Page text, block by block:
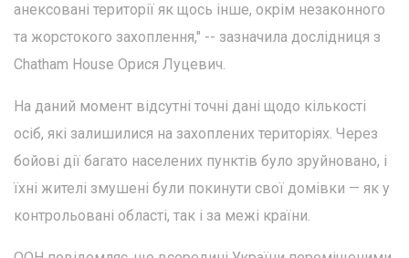
анексовані території як щось інше, окрім незаконного
та жорстокого захоплення," -- зазначила дослідниця з
Chatham House Орися Луцевич.
На даний момент відсутні точні дані щодо кількості
осіб, які залишилися на захоплених територіях. Через
бойові дії багато населених пунктів було зруйновано, і
їхні жителі змушені були покинути свої домівки — як у
контрольовані області, так і за межі країни.